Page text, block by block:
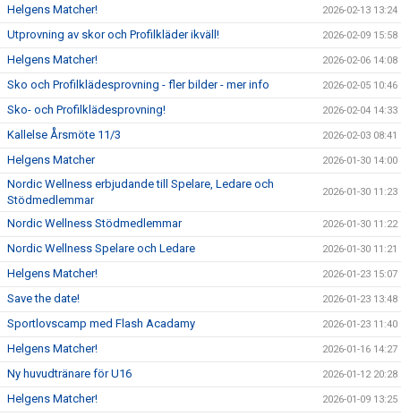
Helgens Matcher! 2026-02-13 13:24
Utprovning av skor och Profilkläder ikväll! 2026-02-09 15:58
Helgens Matcher! 2026-02-06 14:08
Sko och Profilklädesprovning - fler bilder - mer info 2026-02-05 10:46
Sko- och Profilklädesprovning! 2026-02-04 14:33
Kallelse Årsmöte 11/3 2026-02-03 08:41
Helgens Matcher 2026-01-30 14:00
Nordic Wellness erbjudande till Spelare, Ledare och
Stödmedlemmar
2026-01-30 11:23
Nordic Wellness Stödmedlemmar 2026-01-30 11:22
Nordic Wellness Spelare och Ledare 2026-01-30 11:21
Helgens Matcher! 2026-01-23 15:07
Save the date! 2026-01-23 13:48
Sportlovscamp med Flash Acadamy 2026-01-23 11:40
Helgens Matcher! 2026-01-16 14:27
Ny huvudtränare för U16 2026-01-12 20:28
Helgens Matcher! 2026-01-09 13:25